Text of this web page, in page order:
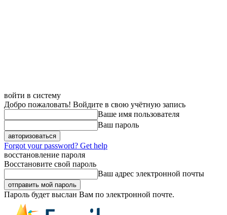
войти в систему
Добро пожаловать! Войдите в свою учётную запись
Ваше имя пользователя
Ваш пароль
Forgot your password? Get help
восстановление пароля
Восстановите свой пароль
Ваш адрес электронной почты
Пароль будет выслан Вам по электронной почте.